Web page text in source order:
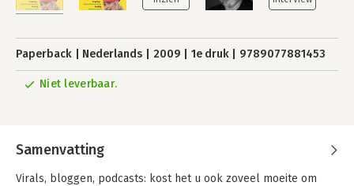
Paperback Nederlands 2009 1e druk 9789077881453
Niet leverbaar.
Samenvatting
Virals, bloggen, podcasts: kost het u ook zoveel moeite om